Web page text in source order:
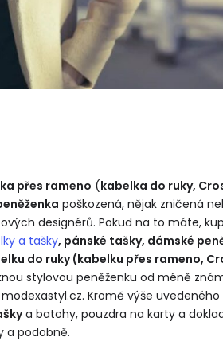
přes rameno (kabelka do ruky,
poškozená, nějak zničená
designérů. Pokud na to máte,
a tašky, pánské tašky, dámské
do ruky (kabelku přes rameno,
stylovou peněženku od méně
Kromě výše
a batohy, pouzdra na karty a
a podobně.